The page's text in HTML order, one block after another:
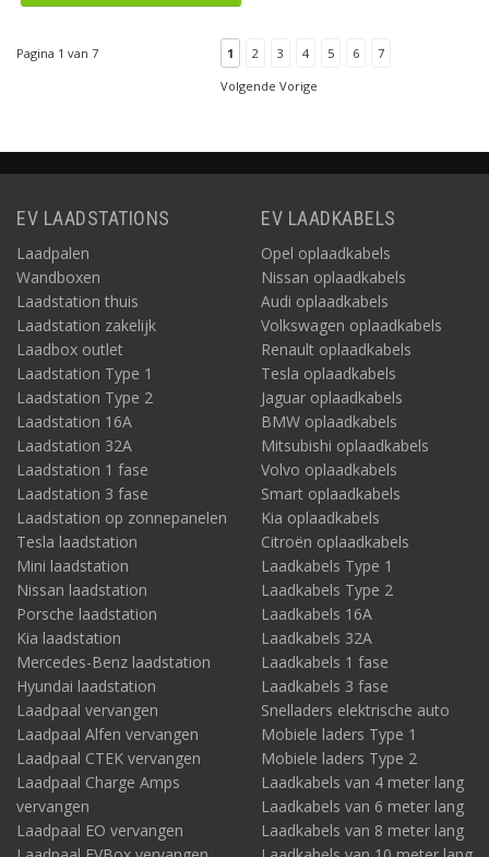
Pagina 1 van 7 1 2 3 4 5 6
7
Volgende Vorige
EV LAADSTATIONS
Laadpalen
Wandboxen
Laadstation thuis
Laadstation zakelijk
Laadbox outlet
Laadstation Type 1
Laadstation Type 2
Laadstation 16A
Laadstation 32A
Laadstation 1 fase
Laadstation 3 fase
Laadstation op zonnepanelen
Tesla laadstation
Mini laadstation
Nissan laadstation
Porsche laadstation
Kia laadstation
Mercedes-Benz laadstation
Hyundai laadstation
Laadpaal vervangen
Laadpaal Alfen vervangen
Laadpaal CTEK vervangen
Laadpaal Charge Amps
vervangen
Laadpaal EO vervangen
EV LAADKABELS
Opel oplaadkabels
Nissan oplaadkabels
Audi oplaadkabels
Volkswagen oplaadkabels
Renault oplaadkabels
Tesla oplaadkabels
Jaguar oplaadkabels
BMW oplaadkabels
Mitsubishi oplaadkabels
Volvo oplaadkabels
Smart oplaadkabels
Kia oplaadkabels
Citroën oplaadkabels
Laadkabels Type 1
Laadkabels Type 2
Laadkabels 16A
Laadkabels 32A
Laadkabels 1 fase
Laadkabels 3 fase
Snelladers elektrische auto
Mobiele laders Type 1
Mobiele laders Type 2
Laadkabels van 4 meter lang
Laadkabels van 6 meter lang
Laadkabels van 8 meter lang